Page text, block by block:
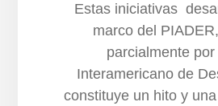
Estas iniciativas
marco del
parcialmente
Interamericano de
constituye un hito y